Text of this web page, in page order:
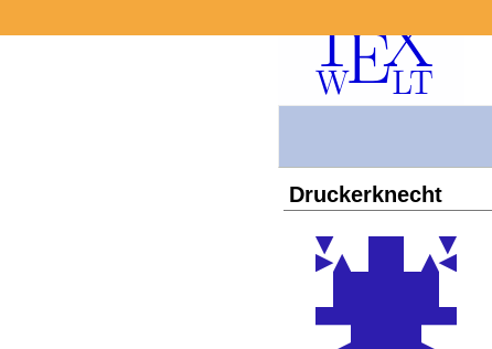
Druckerknecht